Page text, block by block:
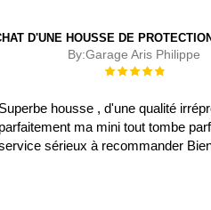
D'UNE HOUSSE DE
By:Garage Aris Philippe
Évaluation :
Superbe housse , d'une qualité
parfaitement ma mini tout tombe
sérieux à recommander